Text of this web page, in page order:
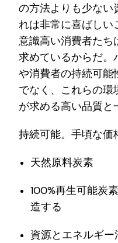
の方法よりも少ない
れは非常に喜ばしい
意識高い消費者たち
求めているからだ。
や消費者の持続可能
でなく、これらの
が求める高い品質と
持続可能。手頃な価
天然原料炭素
100%再生可能炭
造する
資源とエネルギ